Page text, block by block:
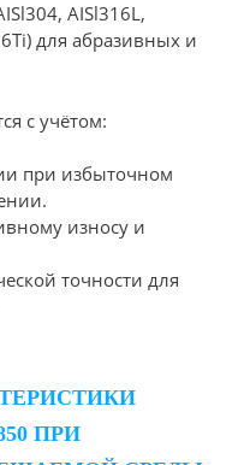
AISl316L,
для абразивных и
с учётом:
при избыточном
износу и
точности для
ПРИ